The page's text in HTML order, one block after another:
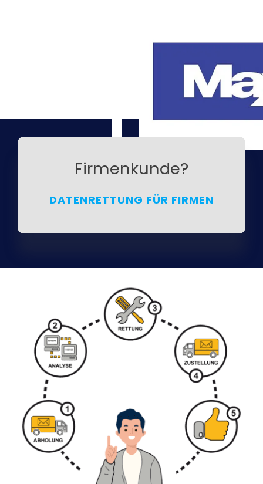
Firmenkunde?
DATENRETTUNG FÜR FIRMEN